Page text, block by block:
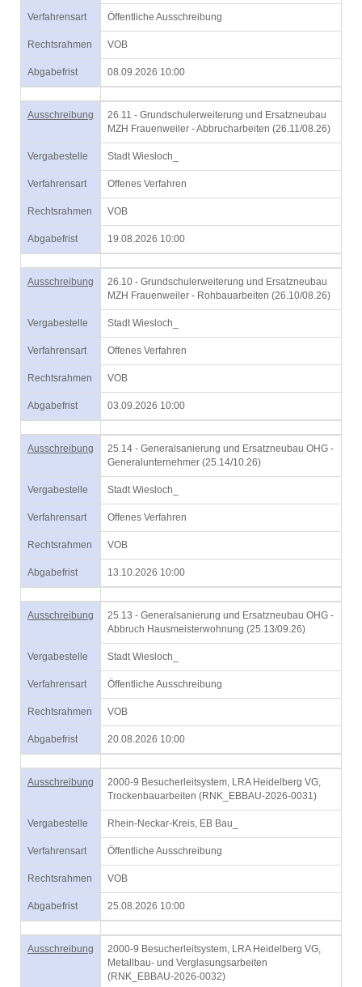
Verfahrensart Öffentliche Ausschreibung
Rechtsrahmen VOB
Abgabefrist 08.09.2026 10:00
Ausschreibung
26.11 - Grundschulerweiterung und Ersatzneubau
MZH Frauenweiler - Abbrucharbeiten (26.11/08.26)
Vergabestelle Stadt Wiesloch_
Verfahrensart Offenes Verfahren
Rechtsrahmen VOB
Abgabefrist 19.08.2026 10:00
Ausschreibung
26.10 - Grundschulerweiterung und Ersatzneubau
MZH Frauenweiler - Rohbauarbeiten (26.10/08.26)
Vergabestelle Stadt Wiesloch_
Verfahrensart Offenes Verfahren
Rechtsrahmen VOB
Abgabefrist 03.09.2026 10:00
Ausschreibung
25.14 - Generalsanierung und Ersatzneubau OHG -
Generalunternehmer (25.14/10.26)
Vergabestelle Stadt Wiesloch_
Verfahrensart Offenes Verfahren
Rechtsrahmen VOB
Abgabefrist 13.10.2026 10:00
Ausschreibung
25.13 - Generalsanierung und Ersatzneubau OHG -
Abbruch Hausmeisterwohnung (25.13/09.26)
Vergabestelle Stadt Wiesloch_
Verfahrensart Öffentliche Ausschreibung
Rechtsrahmen VOB
Abgabefrist 20.08.2026 10:00
Ausschreibung
2000-9 Besucherleitsystem, LRA Heidelberg VG,
Trockenbauarbeiten (RNK_EBBAU-2026-0031)
Vergabestelle Rhein-Neckar-Kreis, EB Bau_
Verfahrensart Öffentliche Ausschreibung
Rechtsrahmen VOB
Abgabefrist 25.08.2026 10:00
Ausschreibung
2000-9 Besucherleitsystem, LRA Heidelberg VG,
Metallbau- und Verglasungsarbeiten
(RNK_EBBAU-2026-0032)